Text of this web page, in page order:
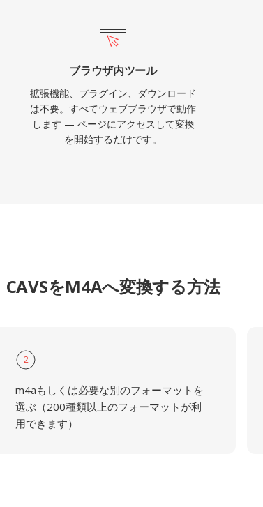
。3つの明確
クに対する
データ(アー
ス両方のワー
ブラウザ内ツール
拡張機能、プラグイン、ダウンロード
は不要。すべてウェブブラウザで動作
します — ページにアクセスして変換
を開始するだけです。
CAVSをM4Aへ変換する方法
2
m4aもしくは必要な別のフォーマットを
選ぶ（200種類以上のフォーマットが利
用できます）